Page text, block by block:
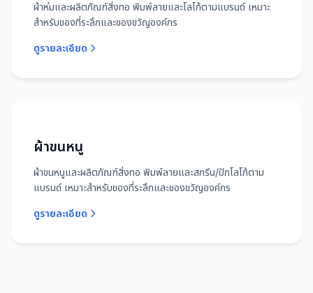
ผ้าห่มและผลิตภัณฑ์สิ่งทอ พิมพ์ลายและโลโก้ตามแบรนด์ เหมาะ
สำหรับของที่ระลึกและของขวัญองค์กร
ดูรายละเอียด
ผ้าขนหนู
ผ้าขนหนูและผลิตภัณฑ์สิ่งทอ พิมพ์ลายและสกรีน/ปักโลโก้ตาม
แบรนด์ เหมาะสำหรับของที่ระลึกและของขวัญองค์กร
ดูรายละเอียด